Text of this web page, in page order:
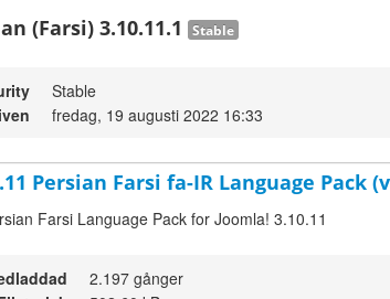
(Farsi) 3.10.11.1 Stable
Stable
fredag, 19 augusti 2022 16:33
Persian Farsi fa-IR Language Pack
Farsi Language Pack for Joomla! 3.10.11
2.197 gånger